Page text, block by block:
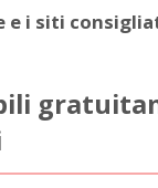
e i siti